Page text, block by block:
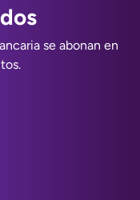
se abonan en